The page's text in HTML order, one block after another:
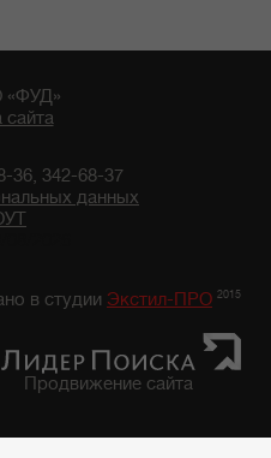
сайта
36, 342-68-37
данных
в студии Экстил-ПРО 2015
Продвижение сайта